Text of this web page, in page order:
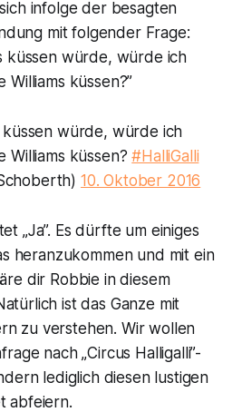
infolge der besagten
mit folgender Frage:
küssen würde, würde ich
küssen?”
küssen würde, würde ich
Williams küssen?#HalliGalli
10. Oktober 2016
„Ja”. Es dürfte um einiges
heranzukommen und mit ein
dir Robbie in diesem
ist das Ganze mit
zu verstehen. Wir wollen
nach „Circus Halligalli”-
lediglich diesen lustigen
abfeiern.